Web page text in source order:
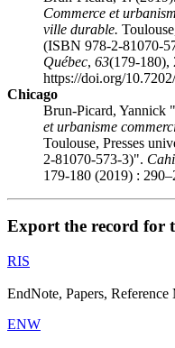
Commerce et
ville durable.
(ISBN 978-2-81070-
Québec, 63(179-180),
https://doi.org/
Chicago
Brun-Picard, Yannick
et urbanisme
Toulouse, Presses
2-81070-573-3)".
179-180 (2019) :
Export the record for
RIS
EndNote, Papers,
ENW